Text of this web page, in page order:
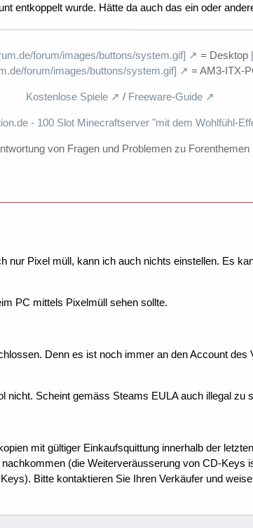
entkoppelt wurde. Hätte da auch das ein oder
forum/images/buttons/system.gif] = Desktop
forum/images/buttons/system.gif]
= AM3-ITX-
Kostenlose Spiele / Freeware-Guide
- 100 Slot Minecraftserver "mit dem Wohlfühl-
von Fragen und Problemen zu Forenthemen
nur Pixel müll, kann ich auch nichts einstellen. Es
PC mittels Pixelmüll sehen sollte.
Denn es ist noch immer an den Account
nicht. Scheint gemäss Steams EULA auch illegal zu
mit gültiger Einkaufsquittung innerhalb der
(die Weiterveräusserung von CD-Keys
Bitte kontaktieren Sie Ihren Verkäufer und